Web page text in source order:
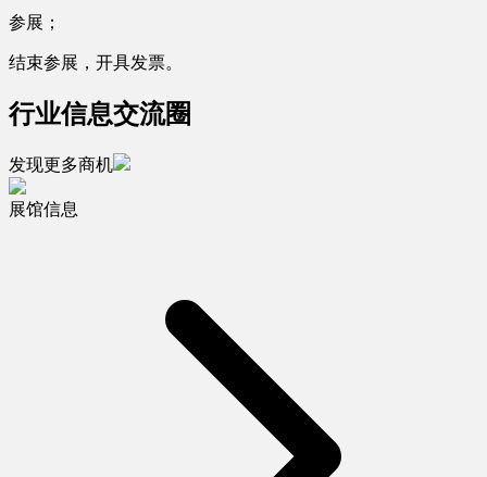
参展；
结束参展，开具发票。
行业信息交流圈
发现更多商机
展馆信息